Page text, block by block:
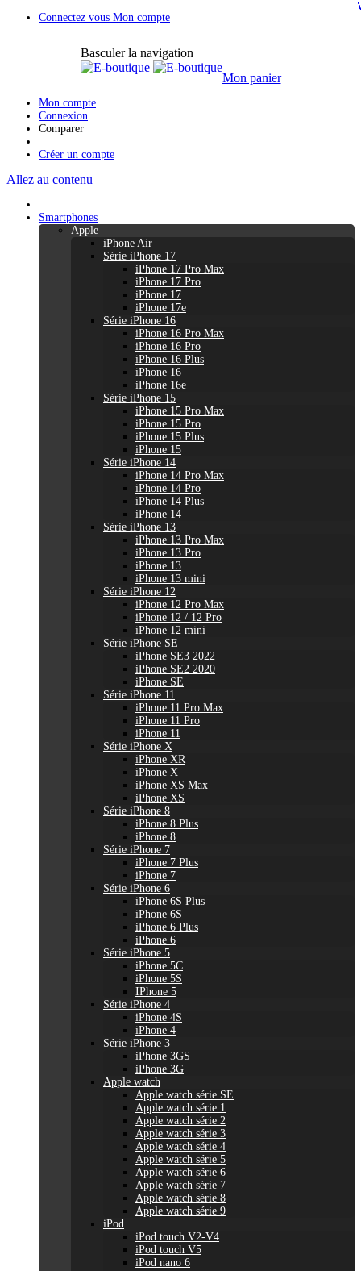
Connectez vous Mon compte
Basculer la navigation
Mon panier
Mon compte
Connexion
Comparer
Créer un compte
Allez au contenu
Smartphones
Apple
iPhone Air
Série iPhone 17
iPhone 17 Pro Max
iPhone 17 Pro
iPhone 17
iPhone 17e
Série iPhone 16
iPhone 16 Pro Max
iPhone 16 Pro
iPhone 16 Plus
iPhone 16
iPhone 16e
Série iPhone 15
iPhone 15 Pro Max
iPhone 15 Pro
iPhone 15 Plus
iPhone 15
Série iPhone 14
iPhone 14 Pro Max
iPhone 14 Pro
iPhone 14 Plus
iPhone 14
Série iPhone 13
iPhone 13 Pro Max
iPhone 13 Pro
iPhone 13
iPhone 13 mini
Série iPhone 12
iPhone 12 Pro Max
iPhone 12 / 12 Pro
iPhone 12 mini
Série iPhone SE
iPhone SE3 2022
iPhone SE2 2020
iPhone SE
Série iPhone 11
iPhone 11 Pro Max
iPhone 11 Pro
iPhone 11
Série iPhone X
iPhone XR
iPhone X
iPhone XS Max
iPhone XS
Série iPhone 8
iPhone 8 Plus
iPhone 8
Série iPhone 7
iPhone 7 Plus
iPhone 7
Série iPhone 6
iPhone 6S Plus
iPhone 6S
iPhone 6 Plus
iPhone 6
Série iPhone 5
iPhone 5C
iPhone 5S
IPhone 5
Série iPhone 4
iPhone 4S
iPhone 4
Série iPhone 3
iPhone 3GS
iPhone 3G
Apple watch
Apple watch série SE
Apple watch série 1
Apple watch série 2
Apple watch série 3
Apple watch série 4
Apple watch série 5
Apple watch série 6
Apple watch série 7
Apple watch série 8
Apple watch série 9
iPod
iPod touch V2-V4
iPod touch V5
iPod nano 6